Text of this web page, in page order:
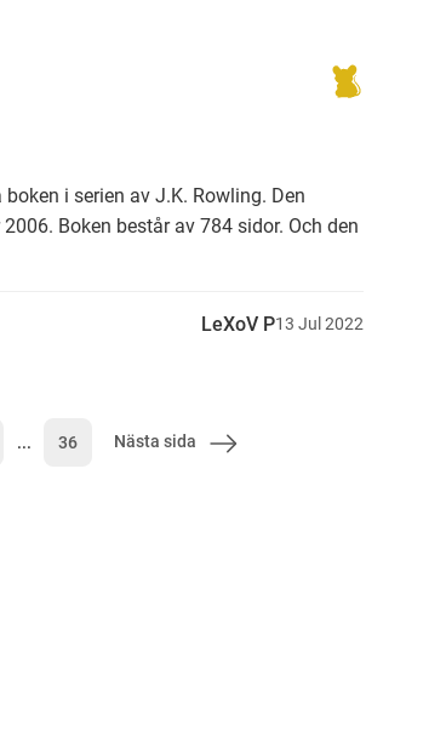
i serien av J.K. Rowling. Den
Boken består av 784 sidor. Och den
LeXoV P13 Jul 2022
... 36 Nästa sida